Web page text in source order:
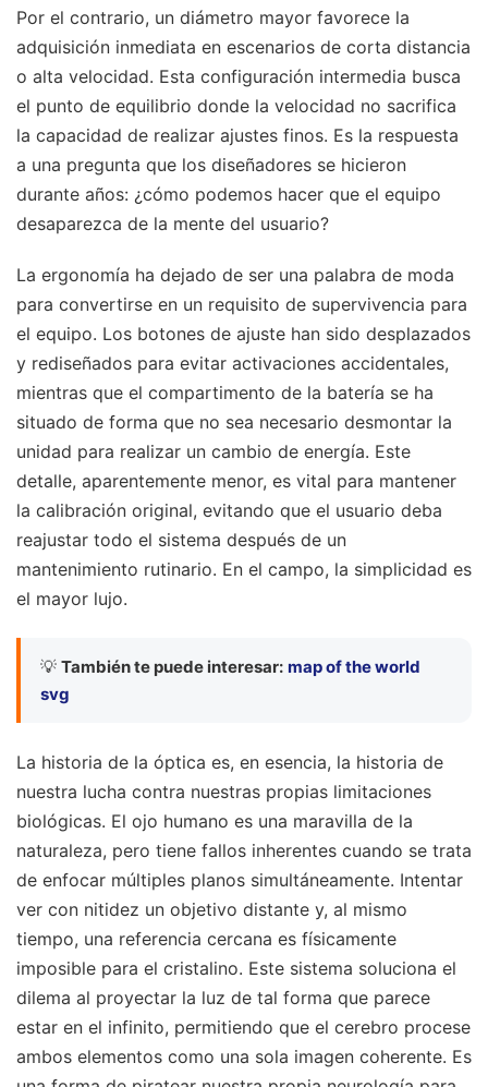
Por el contrario, un diámetro mayor favorece la
adquisición inmediata en escenarios de corta distancia
o alta velocidad. Esta configuración intermedia busca
el punto de equilibrio donde la velocidad no sacrifica
la capacidad de realizar ajustes finos. Es la respuesta
a una pregunta que los diseñadores se hicieron
durante años: ¿cómo podemos hacer que el equipo
desaparezca de la mente del usuario?
La ergonomía ha dejado de ser una palabra de moda
para convertirse en un requisito de supervivencia para
el equipo. Los botones de ajuste han sido desplazados
y rediseñados para evitar activaciones accidentales,
mientras que el compartimento de la batería se ha
situado de forma que no sea necesario desmontar la
unidad para realizar un cambio de energía. Este
detalle, aparentemente menor, es vital para mantener
la calibración original, evitando que el usuario deba
reajustar todo el sistema después de un
mantenimiento rutinario. En el campo, la simplicidad es
el mayor lujo.
💡 También te puede interesar: map of the world
svg
La historia de la óptica es, en esencia, la historia de
nuestra lucha contra nuestras propias limitaciones
biológicas. El ojo humano es una maravilla de la
naturaleza, pero tiene fallos inherentes cuando se trata
de enfocar múltiples planos simultáneamente. Intentar
ver con nitidez un objetivo distante y, al mismo
tiempo, una referencia cercana es físicamente
imposible para el cristalino. Este sistema soluciona el
dilema al proyectar la luz de tal forma que parece
estar en el infinito, permitiendo que el cerebro procese
ambos elementos como una sola imagen coherente. Es